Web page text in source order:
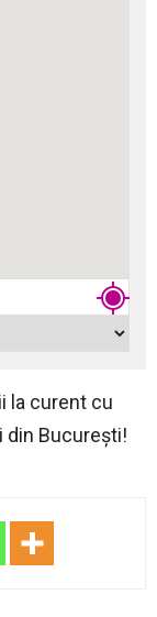
la curent cu
din București!